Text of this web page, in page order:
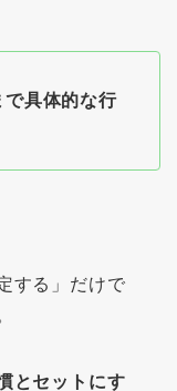
で具体的な行
する」だけで
とセットにす